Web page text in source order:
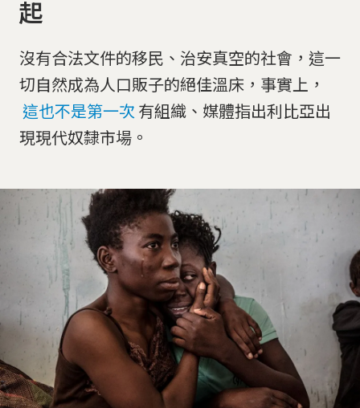
起
沒有合法文件的移民、治安真空的社會，這一
切自然成為人口販子的絕佳溫床，事實上，
這也不是第一次 有組織、媒體指出利比亞出
現現代奴隸市場。